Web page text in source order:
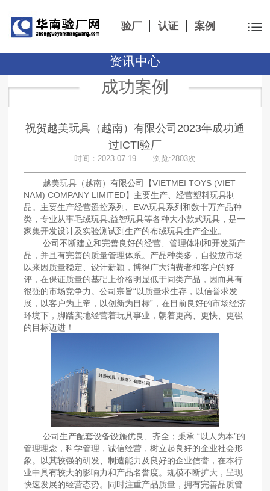
验厂 认证 案例
资讯中心
成功案例
祝贺越美玩具（越南）有限公司2023年成功通
过ICTI验厂
时间：2023-07-19 浏览:2803次
越美玩具（越南）有限公司【VIETMEI TOYS (VIET
NAM) COMPANY LIMITED】主要生产、经营塑料玩具制
品。主要生产经营遥控系列、EVA玩具系列和数十万产品种
类，专业从事毛绒玩具,益智玩具等各种大小款式玩具，是一
家集开发设计及实验测试到生产的布绒玩具生产企业。
公司不断建立和完善良好的经营、管理体制和开发新产
品，并且有完善的质量管理体系。产品种类多，自投放市场
以来因质量稳定、设计新颖，博得广大消费者和客户的好
评，在保证质量的基础上价格明显低于同类产品，因而具有
很强的市场竞争力。公司宗旨“以质量求生存，以信誉求发
展，以客户为上帝，以创新为目标”，在目前良好的市场经济
环境下，脚踏实地经营着玩具事业，朝着更高、更快、更强
的目标迈进！
公司生产配套设备设施优良、齐全；秉承 “以人为本”的
管理理念，科学管理，诚信经营，树立起良好的企业社会形
象。以其较强的研发、制造能力及良好的企业信誉，在本行
业中具有较大的影响力和产品名誉度。规模不断扩大，呈现
快速发展的经营态势。同时注重产品质量，拥有完善品质管